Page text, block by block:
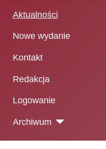
Aktualności
Nowe wydanie
Kontakt
Redakcja
Logowanie
Archiwum